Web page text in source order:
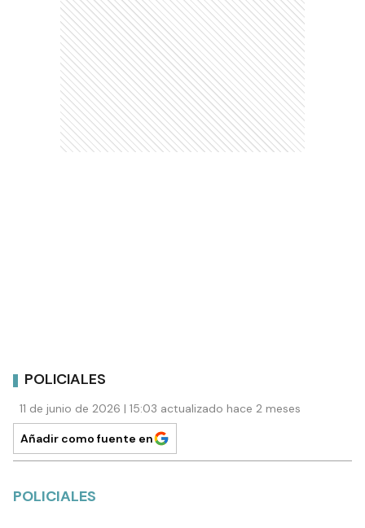
POLICIALES
11 de junio de 2026 | 15:03 actualizado hace 2 meses
Añadir como fuente en
POLICIALES